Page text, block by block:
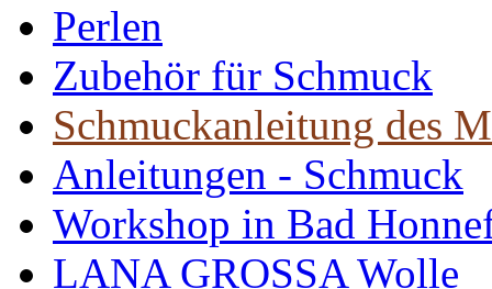
Perlen
Zubehör für Schmuck
Schmuckanleitung des
Anleitungen - Schmuck
Workshop in Bad
LANA GROSSA Wolle